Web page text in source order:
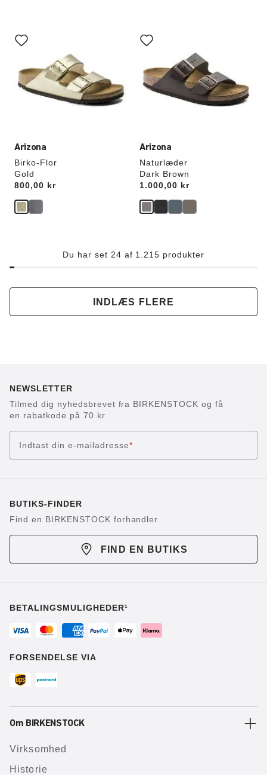
Arizona
Birko-Flor
Gold
Price:
800,00 kr
med
prøvefarver
opdatere
produktbilledet
Arizona
Naturlæder
Dark Brown
Price:
1.000,00 kr
med
prøvefarver
opdatere
produktbilledet
Du har set 24 af 1.215 produkter
INDLÆS FLERE
NEWSLETTER
Tilmed dig nyhedsbrevet fra BIRKENSTOCK og få
en rabatkode på 70 kr
Indtast din e-mailadresse*
BUTIKS-FINDER
Find en BIRKENSTOCK forhandler
FIND EN BUTIKS
BETALINGSMULIGHEDER¹
FORSENDELSE VIA
Om BIRKENSTOCK
Virksomhed
Historie